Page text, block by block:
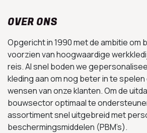
OVER ONS
Opgericht in 1990 met de ambitie om
voorzien van hoogwaardige
reis. Al snel boden we
kleding aan om nog beter in te
wensen van onze klanten. Om de
bouwsector optimaal te
assortiment snel uitgebreid met
beschermingsmiddelen (PBM’s).